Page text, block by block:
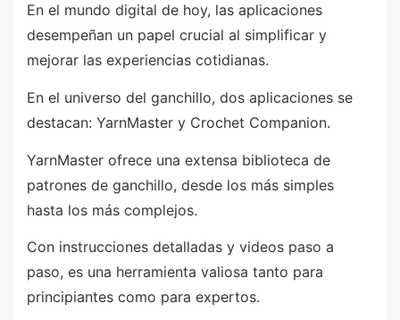
En el mundo digital de hoy, las aplicaciones
desempeñan un papel crucial al simplificar y
mejorar las experiencias cotidianas.
En el universo del ganchillo, dos aplicaciones se
destacan: YarnMaster y Crochet Companion.
YarnMaster ofrece una extensa biblioteca de
patrones de ganchillo, desde los más simples
hasta los más complejos.
Con instrucciones detalladas y videos paso a
paso, es una herramienta valiosa tanto para
principiantes como para expertos.